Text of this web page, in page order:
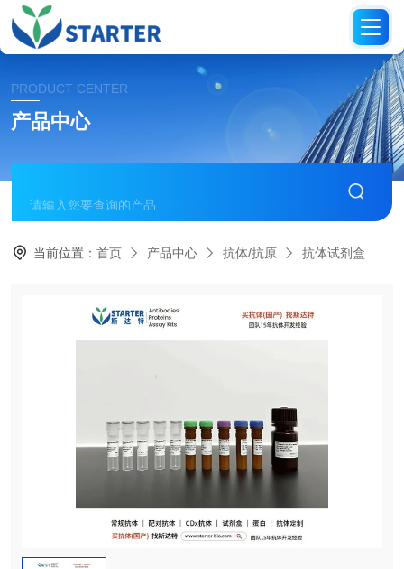
PRODUCT CENTER
产品中心
当前位置：首页 产品中心 抗体/抗原 抗体试剂盒